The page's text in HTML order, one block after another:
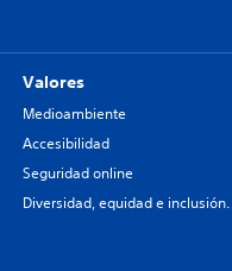
Valores
Medioambiente
Accesibilidad
Seguridad online
Diversidad, equidad e inclusión.